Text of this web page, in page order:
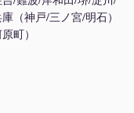
（神戸/三ノ宮/明石）
町）